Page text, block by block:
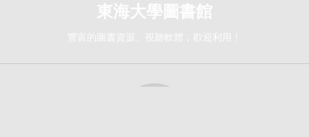
東海大學圖書館
豐富的圖書資源、視聽軟體，歡迎利用！